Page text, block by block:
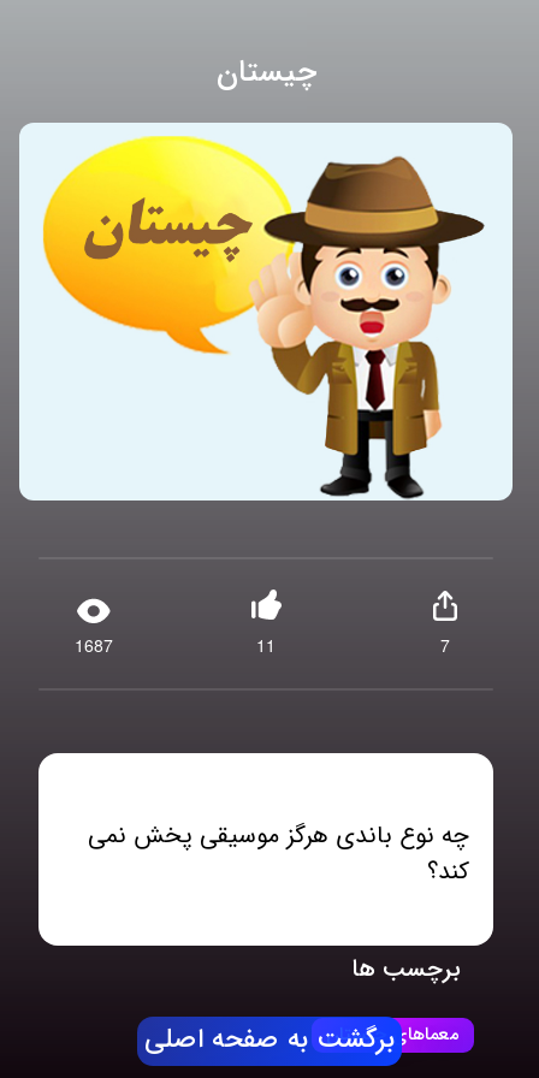
چیستان
1687 11 7
چه نوع باندی هرگز موسیقی پخش نمی
کند؟
برچسب ها
معماهای چیستانبرگشت به صفحه اصلی